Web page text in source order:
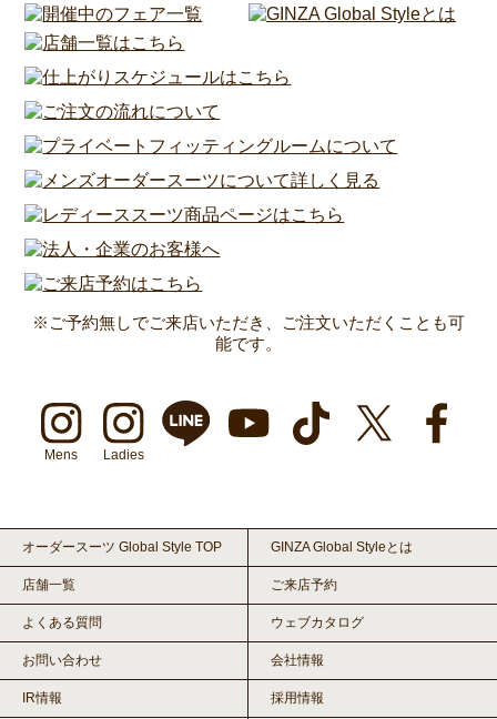
※ご予約無しでご来店いただき、ご注文いただくことも可
能です。
Mens Ladies
オーダースーツ Global Style TOP GINZA Global Styleとは
店舗一覧 ご来店予約
よくある質問 ウェブカタログ
お問い合わせ 会社情報
IR情報 採用情報